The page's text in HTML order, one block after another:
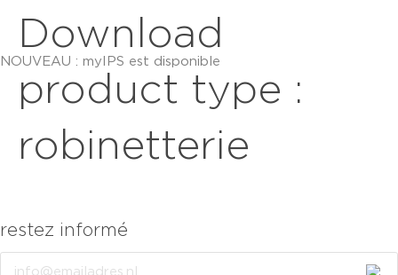
NOUVEAU : myIPS est disponible
fermer
Download
product type :
robinetterie
restez informé